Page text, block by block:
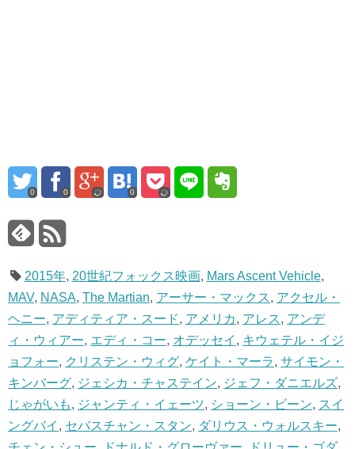
0 0 0
2015年, 20世紀フォックス映画, Mars Ascent Vehicle,
MAV, NASA, The Martian, アーサー・マックス, アクセル・
ヘニー, アディティア・スード, アメリカ, アレス, アンデ
ィ・ウィアー, エディ・コー, オデッセイ , キウェテル・イジ
ョフォー, クリステン・ウィグ, ケイト・マーラ, サイモン・
キンバーグ, ジェシカ・チャステイン, ジェフ・ダニエルズ,
じゃがいも, ジャンティ・イェーツ, ショーン・ビーン, スイ
ングバイ , セバスチャン・スタン, ダリウス・ウォルスキー,